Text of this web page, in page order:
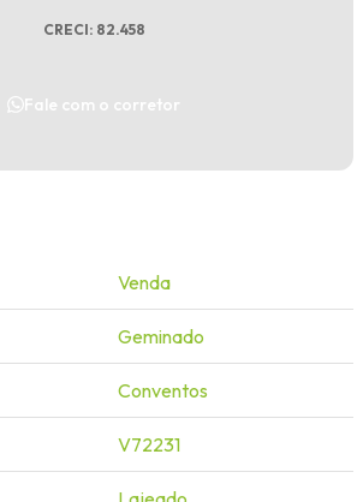
CRECI: 82.458
Fale com o corretor
Venda
Geminado
Conventos
V72231